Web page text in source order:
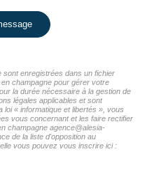
sont enregistrées dans un fichier
champagne pour gérer votre
la durée nécessaire à la gestion de
légales applicables et sont
« informatique et libertés », vous
vous concernant et les faire rectifier
champagne agence@alesia-
de la liste d'opposition au
vous pouvez vous inscrire ici :